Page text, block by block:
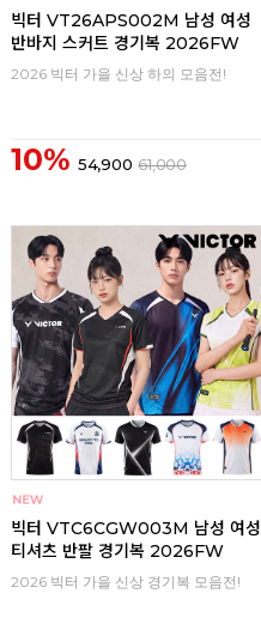
빅터 VT26APS002M 남성 여성
반바지 스커트 경기복 2026FW
2026 빅터 가을 신상 하의 모음전!
10% 54,900 61,000
빅터 VTC6CGW003M 남성 여성
티셔츠 반팔 경기복 2026FW
2026 빅터 가을 신상 경기복 모음전!